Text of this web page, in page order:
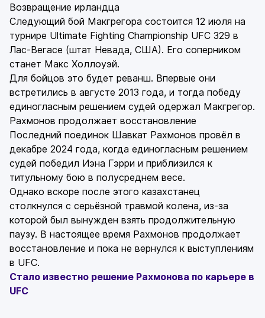
Возвращение ирландца
Следующий бой Макгрегора состоится 12 июля на
турнире Ultimate Fighting Championship UFC 329 в
Лас-Вегасе (штат Невада, США). Его соперником
станет Макс Холлоуэй.
Для бойцов это будет реванш. Впервые они
встретились в августе 2013 года, и тогда победу
единогласным решением судей одержал Макгрегор.
Рахмонов продолжает восстановление
Последний поединок Шавкат Рахмонов провёл в
декабре 2024 года, когда единогласным решением
судей победил Иэна Гэрри и приблизился к
титульному бою в полусреднем весе.
Однако вскоре после этого казахстанец
столкнулся с серьёзной травмой колена, из-за
которой был вынужден взять продолжительную
паузу. В настоящее время Рахмонов продолжает
восстановление и пока не вернулся к выступлениям
в UFC.
Стало известно решение Рахмонова по карьере в
UFC